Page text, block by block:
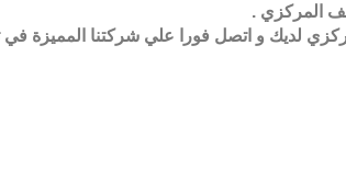
المركزي .
لديك و اتصل فورا علي شركتنا المميزة في